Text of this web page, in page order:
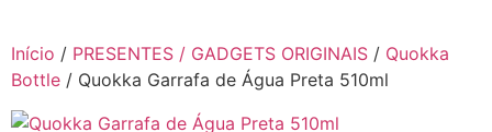
Início / PRESENTES / GADGETS ORIGINAIS / Quokka
Bottle / Quokka Garrafa de Água Preta 510ml